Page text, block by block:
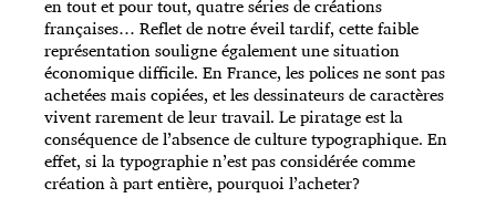
en tout et pour tout, quatre séries de créations
françaises… Reflet de notre éveil tardif, cette faible
représentation souligne également une situation
économique difficile. En France, les polices ne sont pas
achetées mais copiées, et les dessinateurs de caractères
vivent rarement de leur travail. Le piratage est la
conséquence de l’absence de culture typographique. En
effet, si la typographie n’est pas considérée comme
création à part entière, pourquoi l’acheter?